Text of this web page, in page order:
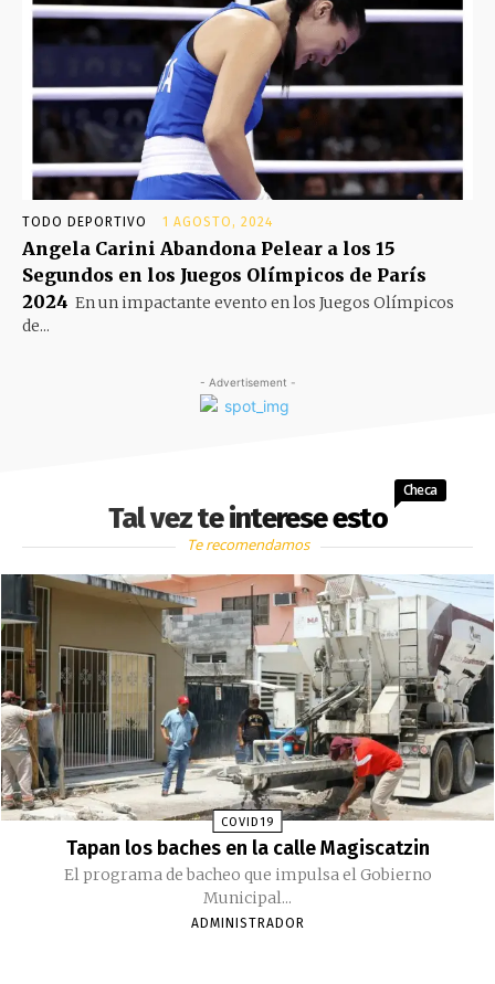
TODO DEPORTIVO 1 AGOSTO, 2024
Angela Carini Abandona Pelear a los 15
Segundos en los Juegos Olímpicos de París
2024 En un impactante evento en los Juegos Olímpicos
de...
- Advertisement -
Tal vez te interese esto
Checa
Te recomendamos
COVID19
Tapan los baches en la calle Magiscatzin
El programa de bacheo que impulsa el Gobierno
Municipal...
ADMINISTRADOR